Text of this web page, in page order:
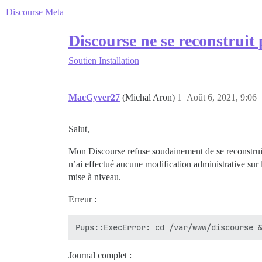
Discourse Meta
Discourse ne se reconstruit
Soutien Installation
MacGyver27 (Michal Aron) Août 6, 2021, 9:06
1
Salut,
Mon Discourse refuse soudainement de se
n’ai effectué aucune modification administrative
mise à niveau.
Erreur :
Journal complet :